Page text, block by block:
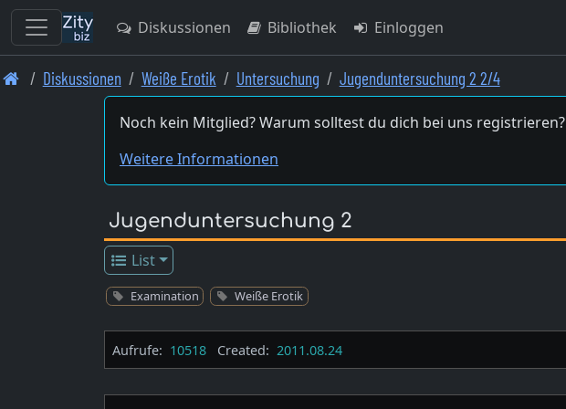
Skip
Diskussionen Bibliothek Einloggen
Diskussionen Weiße Erotik Untersuchung Jugenduntersuchung 2 2/4
Noch kein Mitglied? Warum solltest du dich bei uns registrieren?
Weitere Informationen
Jugenduntersuchung 2
List
Examination Weiße Erotik
Aufrufe: 10518 Created: 2011.08.24